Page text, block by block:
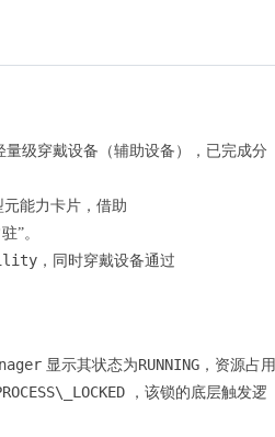
级穿戴设备（辅助设备），已完成分
元能力卡片，借助
”。
，同时穿戴设备通过
显示其状态为RUNNING ，资源占用
，该锁的底层触发逻